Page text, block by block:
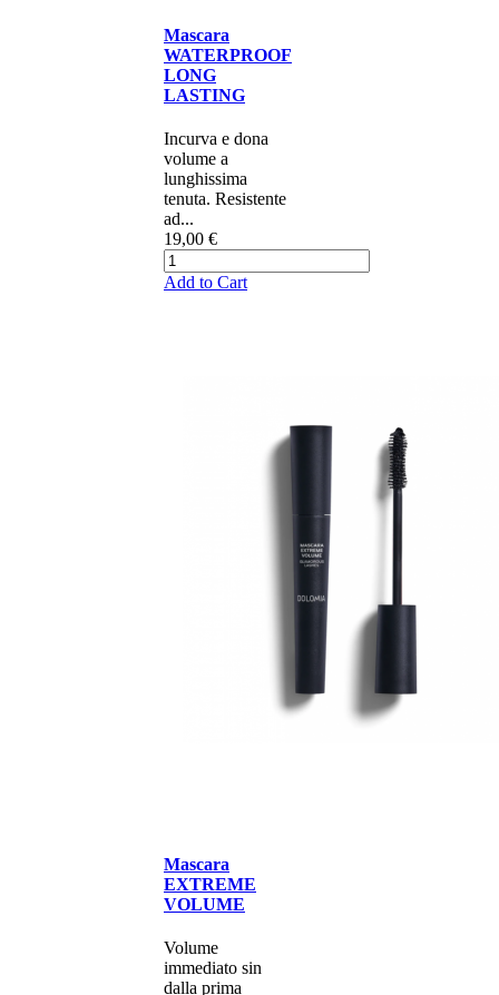
Mascara
WATERPROOF
LONG
LASTING
Incurva e dona
volume a
lunghissima
tenuta. Resistente
ad...
19,00 €
Add to Cart
Mascara
EXTREME
VOLUME
Volume
immediato sin
dalla prima